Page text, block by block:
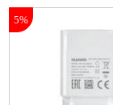
5%